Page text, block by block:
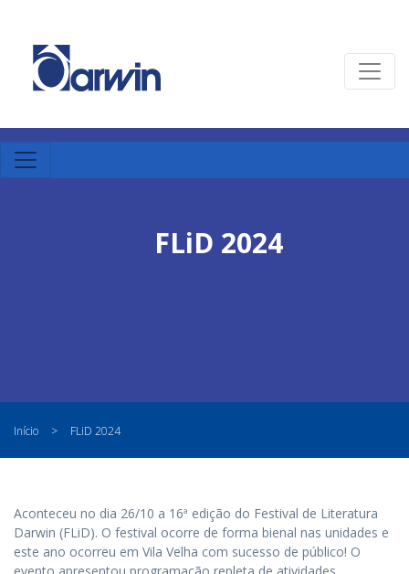
FLiD 2024
Início > FLiD 2024
Aconteceu no dia 26/10 a 16ª edição do Festival de Literatura
Darwin (FLiD). O festival ocorre de forma bienal nas unidades e
este ano ocorreu em Vila Velha com sucesso de público! O